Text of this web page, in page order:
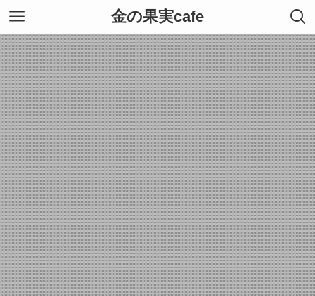
金の果実cafe